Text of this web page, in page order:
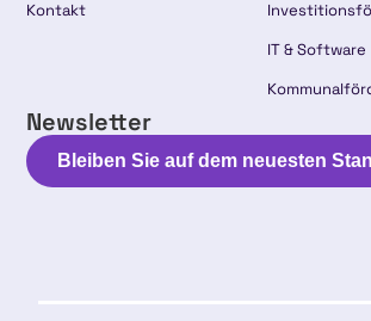
Kontakt
IT & Software
Newsletter
Bleiben Sie auf dem neuesten